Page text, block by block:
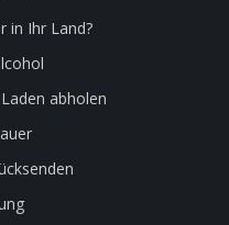
in Ihr Land?
abholen